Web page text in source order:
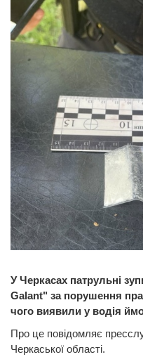
У Черкасах патрульні
Galant" за порушення
чого виявили у водія
Про це повідомляє
Черкаської області.